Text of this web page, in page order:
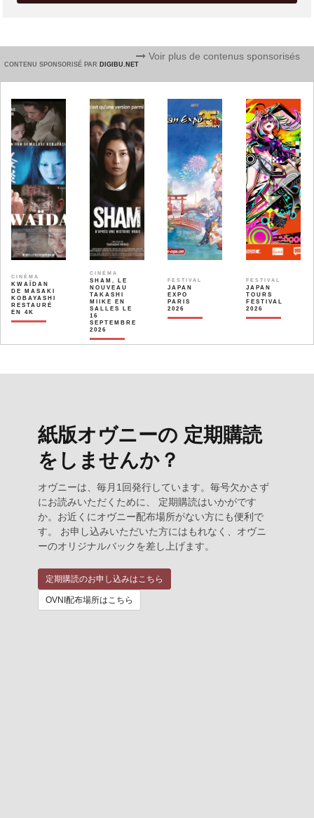
CONTENU SPONSORISÉ PAR DIGIBU.NET
Voir plus de contenus sponsorisés
CINÉMA
KWAÏDAN
DE MASAKI
KOBAYASHI
RESTAURÉ
EN 4K
CINÉMA
SHAM, LE
NOUVEAU
TAKASHI
MIIKE EN
SALLES LE
16
SEPTEMBRE
2026
FESTIVAL
JAPAN
EXPO
PARIS
2026
FESTIVAL
JAPAN
TOURS
FESTIVAL
2026
紙版オヴニーの 定期購読
をしませんか？
オヴニーは、毎月1回発行しています。毎号欠かさず
にお読みいただくために、 定期購読はいかがです
か。お近くにオヴニー配布場所がない方にも便利で
す。 お申し込みいただいた方にはもれなく、オヴニ
ーのオリジナルバックを差し上げます。
定期購読のお申し込みはこちら
OVNI配布場所はこちら